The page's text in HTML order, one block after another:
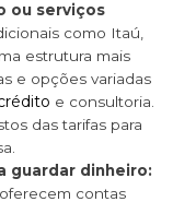
ou serviços
como Itaú,
estrutura mais
e opções variadas
e consultoria.
das tarifas para
guardar dinheiro:
contas